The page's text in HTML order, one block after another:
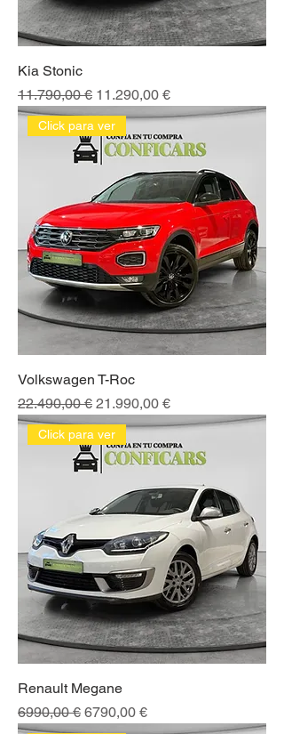
Kia Stonic
Precio
11.790,00 € Precio de oferta
11.290,00 €
Click para ver
Volkswagen T-Roc
Precio
22.490,00 € Precio de oferta
21.990,00 €
Click para ver
Renault Megane
Precio
6990,00 € Precio de oferta
6790,00 €